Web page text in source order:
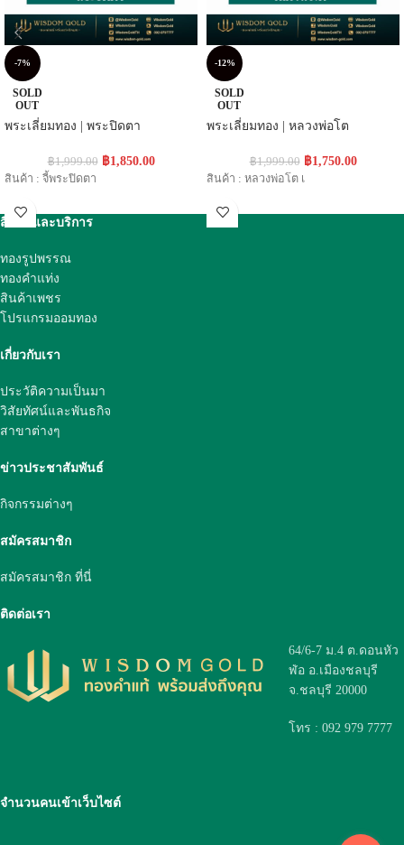
-7%
SOLD
OUT
พระเลี่ยมทอง | พระปิดตา
฿1,999.00 ฿1,850.00
สินค้า : จี้พระปิดตา
-12%
SOLD
OUT
พระเลี่ยมทอง | หลวงพ่อโต
฿1,999.00 ฿1,750.00
สินค้า : หลวงพ่อโต เ
สินค้าและบริการ
ทองรูปพรรณ
ทองคำแท่ง
สินค้าเพชร
โปรแกรมออมทอง
เกี่ยวกับเรา
ประวัติความเป็นมา
วิสัยทัศน์และพันธกิจ
สาขาต่างๆ
ข่าวประชาสัมพันธ์
กิจกรรมต่างๆ
สมัครสมาชิก
สมัครสมาชิก ที่นี่
ติดต่อเรา
64/6-7 ม.4 ต.ดอนหัว
ฬ่อ อ.เมืองชลบุรี
จ.ชลบุรี 20000
โทร : 092 979 7777
จำนวนคนเข้าเว็บไซต์